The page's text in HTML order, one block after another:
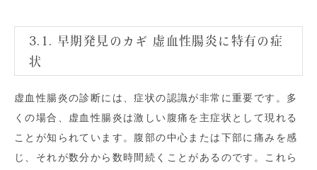
3.1. 早期発見のカギ 虚血性腸炎に特有の症
状
虚血性腸炎の診断には、症状の認識が非常に重要です。多
くの場合、虚血性腸炎は激しい腹痛を主症状として現れる
ことが知られています。腹部の中心または下部に痛みを感
じ、それが数分から数時間続くことがあるのです。これら